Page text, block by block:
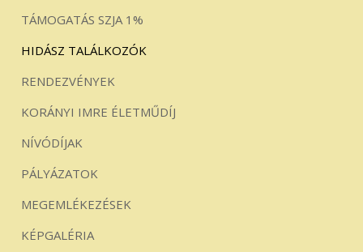
TÁMOGATÁS SZJA 1%
HIDÁSZ TALÁLKOZÓK
RENDEZVÉNYEK
KORÁNYI IMRE ÉLETMŰDÍJ
NÍVÓDÍJAK
PÁLYÁZATOK
MEGEMLÉKEZÉSEK
KÉPGALÉRIA